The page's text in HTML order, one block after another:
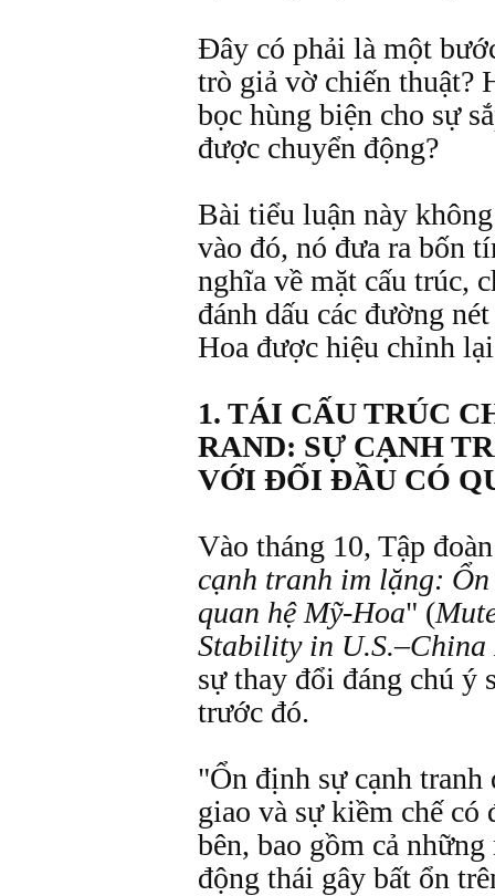
Đây có phải là một
trò giả vờ chiến thuật?
bọc hùng biện cho sự
được chuyển động?
Bài tiểu luận này
vào đó, nó đưa ra bốn
nghĩa về mặt cấu trúc,
đánh dấu các đường
Hoa được hiệu chỉnh
1. TÁI CẤU TRÚC
RAND: SỰ CẠNH
VỚI ĐỐI ĐẦU CÓ
Vào tháng 10, Tập
cạnh tranh im lặng:
quan hệ Mỹ-Hoa" (
Stability in U.S.–China
sự thay đổi đáng chú ý
trước đó.
"Ổn định sự cạnh
giao và sự kiềm chế có
bên, bao gồm cả
động thái gây bất ổn